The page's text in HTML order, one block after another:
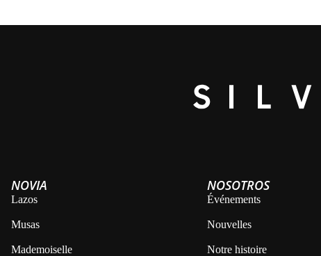
NOVIA
Lazos
Musas
Mademoiselle
NOSOTROS
Événements
Nouvelles
Notre histoire